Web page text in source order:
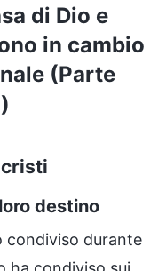
di Dio e
in cambio
(Parte
destino
condiviso durante